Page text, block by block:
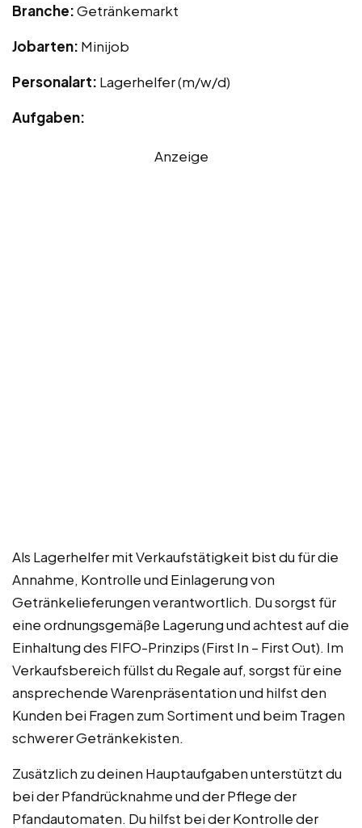
Branche:Getränkemarkt
Jobarten: Minijob
Personalart: Lagerhelfer (m/w/d)
Aufgaben:
Anzeige
Als Lagerhelfer mit Verkaufstätigkeit bist du für die
Annahme, Kontrolle und Einlagerung von
Getränkelieferungen verantwortlich. Du sorgst für
eine ordnungsgemäße Lagerung und achtest auf die
Einhaltung des FIFO-Prinzips (First In – First Out). Im
Verkaufsbereich füllst du Regale auf, sorgst für eine
ansprechende Warenpräsentation und hilfst den
Kunden bei Fragen zum Sortiment und beim Tragen
schwerer Getränkekisten.
Zusätzlich zu deinen Hauptaufgaben unterstützt du
bei der Pfandrücknahme und der Pflege der
Pfandautomaten. Du hilfst bei der Kontrolle der